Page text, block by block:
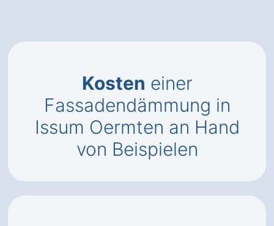
Kosten einer
Fassadendämmung in
Issum Oermten an Hand
von Beispielen